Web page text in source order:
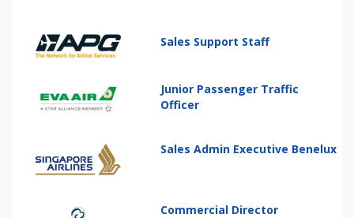
Sales Support Staff
Junior Passenger Traffic
Officer
Sales Admin Executive Benelux
Commercial Director